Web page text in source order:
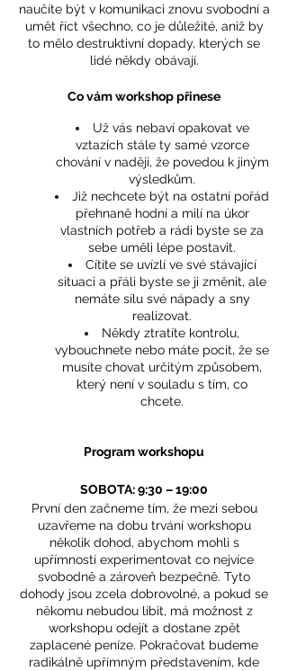
naučíte být v komunikaci znovu svobodní a
umět říct všechno, co je důležité, aniž by
to mělo destruktivní dopady, kterých se
lidé někdy obávají.
Co vám workshop přinese
Už vás nebaví opakovat ve
vztazích stále ty samé vzorce
chování v naději, že povedou k jiným
výsledkům.
Již nechcete být na ostatní pořád
přehnaně hodní a milí na úkor
vlastních potřeb a rádi byste se za
sebe uměli lépe postavit.
Cítíte se uvízlí ve své stávající
situaci a přáli byste se ji změnit, ale
nemáte sílu své nápady a sny
realizovat.
Někdy ztratíte kontrolu,
vybouchnete nebo máte pocit, že se
musíte chovat určitým způsobem,
který není v souladu s tím, co
chcete.
Program workshopu
SOBOTA: 9:30 – 19:00
První den začneme tím, že mezi sebou
uzavřeme na dobu trvání workshopu
několik dohod, abychom mohli s
upřímností experimentovat co nejvíce
svobodně a zároveň bezpečně. Tyto
dohody jsou zcela dobrovolné, a pokud se
někomu nebudou líbit, má možnost z
workshopu odejít a dostane zpět
zaplacené peníze. Pokračovat budeme
radikálně upřímným představením, kde